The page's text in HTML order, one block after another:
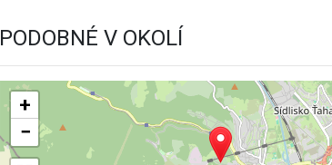
PODOBNÉ V OKOLÍ
+
−